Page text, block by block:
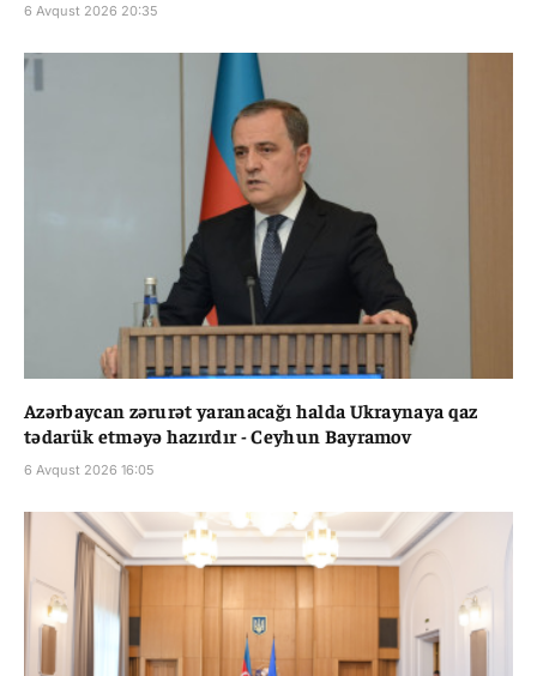
6 Avqust 2026 20:35
Azərbaycan zərurət yaranacağı halda Ukraynaya qaz
tədarük etməyə hazırdır - Ceyhun Bayramov
6 Avqust 2026 16:05